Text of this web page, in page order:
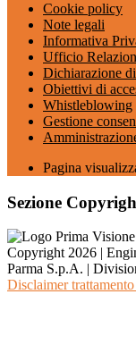
Cookie policy
Note legali
Informativa
Ufficio
Dichiarazione
Obiettivi di
Whistleblowing
Gestione
Pagina
Sezione
Copyright 2026 |
Parma S.p.A. |
Disclaimer